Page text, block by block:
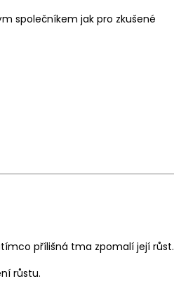
společníkem jak pro zkušené
přílišná tma zpomalí její růst.
růstu.